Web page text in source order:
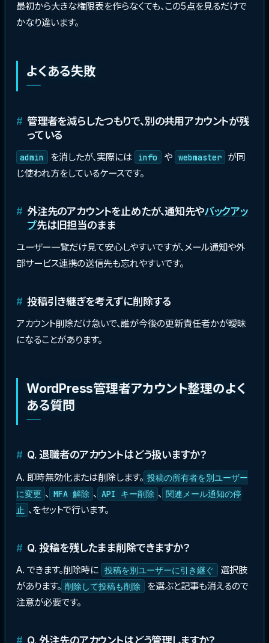
最初から大きな権限表を作らなくても、この5点を見るだけで
かなり違います。
よくある失敗
管理者を減らしたつもりで、別の共用アカウントが残
っている
admin を消したが、実際には info や webmaster
が同
じ使われ方をしているケースです。
外注先のアカウントを止めたが、通知先やバックアッ
プ先は旧担当のまま
ユーザー一覧だけ見て安心しやすいですが、メール通知や外
部サービス連携の送信先も忘れやすいです。
投稿引き継ぎを考えずに削除する
アカウント削除だけ急いで、誰が今後の更新責任者かが曖昧
になることがあります。
WordPress管理者アカウント整理のよく
ある質問
Q. 退職者のアカウントはどう扱いますか？
A. 即時無効化または削除します。 投稿の所有者を別ユーザー
に変更 、 MFA 解除 、 API キー削除 、 関連メール通知の停
止 、をセットで行います。
Q. 投稿を残したまま削除できますか？
A. できます。削除時に 投稿を別ユーザーに引き継ぐ
選択肢
があります。 削除して投稿も削除
を選ぶと記事も消えるので
注意が必要です。
Q. 外注先のアカウントはどう管理しますか？